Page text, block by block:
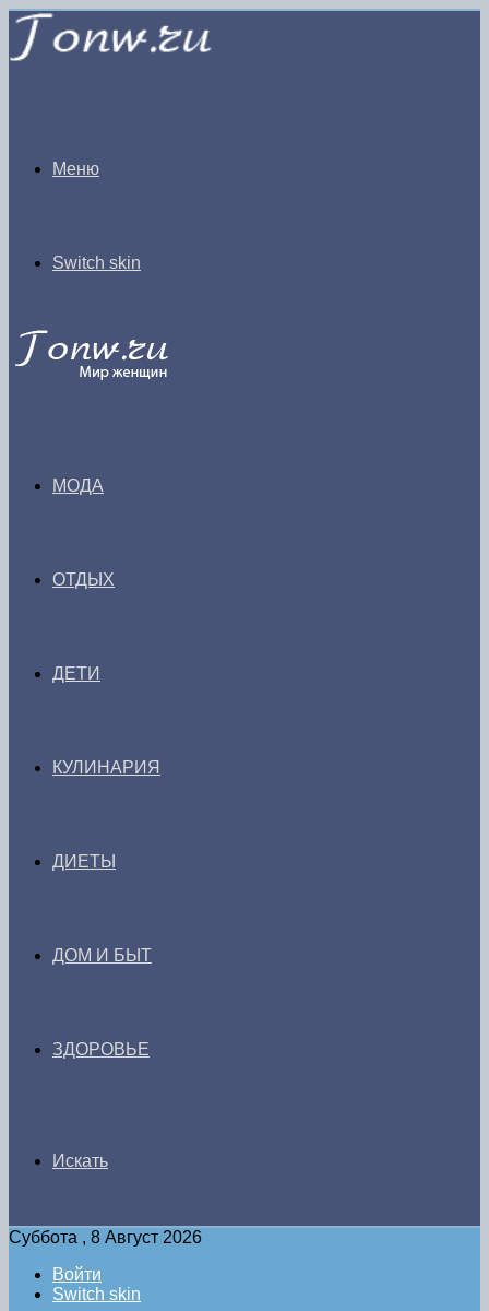
Меню
Switch skin
МОДА
ОТДЫХ
ДЕТИ
КУЛИНАРИЯ
ДИЕТЫ
ДОМ И БЫТ
ЗДОРОВЬЕ
Искать
Суббота , 8 Август 2026
Войти
Switch skin